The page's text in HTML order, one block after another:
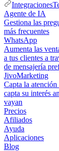
Integraciones
Agente de IA
Gestiona las
más frecuentes
WhatsApp
Aumenta las
a tus clientes a
de mensajería
JivoMarketing
Capta la atención
capta su interés
vayan
Precios
Afiliados
Ayuda
Aplicaciones
Blog